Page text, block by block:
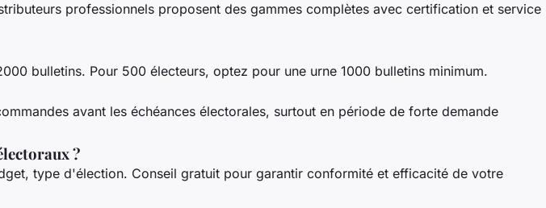
professionnels proposent des gammes complètes avec certification et service
bulletins. Pour 500 électeurs, optez pour une urne 1000 bulletins minimum.
avant les échéances électorales, surtout en période de forte demande
?
type d'élection. Conseil gratuit pour garantir conformité et efficacité de votre